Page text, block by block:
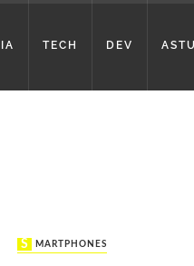
IA TECH DEV
SMARTPHONES